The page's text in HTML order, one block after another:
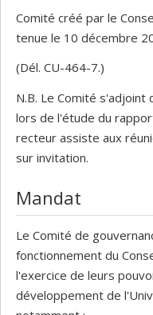
Comité créé par le
tenue le 10 décembre
(Dél. CU-464-7.)
N.B. Le Comité
lors de l'étude du
recteur assiste aux
sur invitation.
Mandat
Le Comité de
fonctionnement du
l'exercice de leurs
développement de